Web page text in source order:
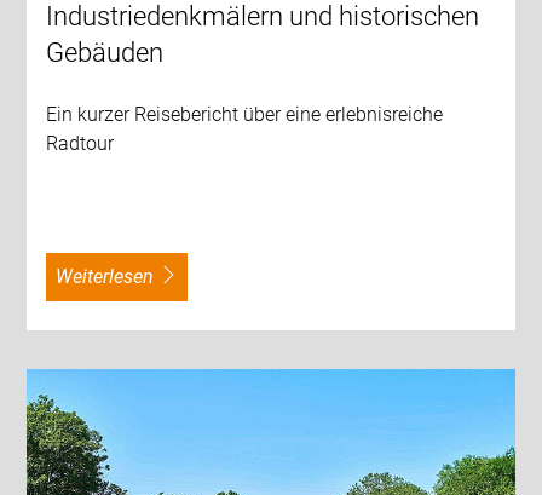
Industriedenkmälern und historischen
Gebäuden
Ein kurzer Reisebericht über eine erlebnisreiche
Radtour
weiterlesen